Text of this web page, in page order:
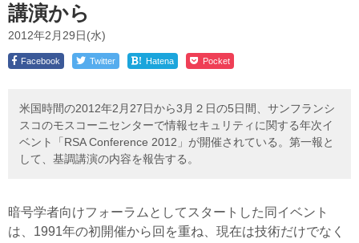
講演から
2012年2月29日(水)
Facebook Twitter ! Hatena Pocket
米国時間の2012年2月27日から3月２日の5日間、サンフランシ
スコのモスコーニセンターで情報セキュリティに関する年次イ
ベント「RSA Conference 2012」が開催されている。第一報と
して、基調講演の内容を報告する。
暗号学者向けフォーラムとしてスタートした同イベント
は、1991年の初開催から回を重ね、現在は技術だけでなく